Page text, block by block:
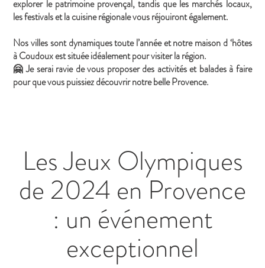
explorer le patrimoine provençal, tandis que les marchés locaux,
les festivals et la cuisine régionale vous réjouiront également.
Nos villes sont dynamiques toute l’année et notre maison d ‘hôtes
à Coudoux est située idéalement pour visiter la région.
🤗 Je serai ravie de vous proposer des activités et balades à faire
pour que vous puissiez découvrir notre belle Provence.
Les Jeux Olympiques
de 2024 en Provence
: un événement
exceptionnel